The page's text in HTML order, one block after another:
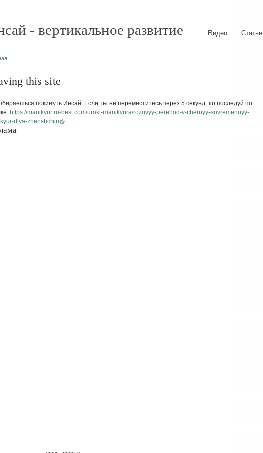
- вертикальное развитие Видео Статьи
this site
покинуть Инсай. Если ты не переместитесь через 5 секунд, то последуй по
https://manikyur.ru-best.com/uroki-manikyura/rozovyy-perehod-v-chernyy-sovremennyy-
dlya-zhenshchin